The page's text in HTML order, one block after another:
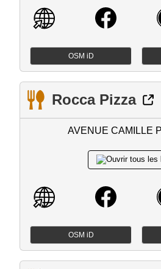
OSM iD
Rocca Pizza
AVENUE CAMILLE
OSM iD